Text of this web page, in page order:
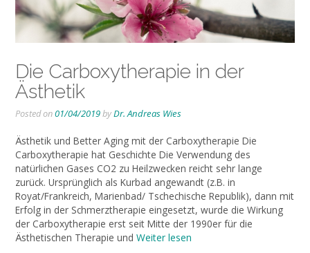
Die Carboxytherapie in der
Ästhetik
Posted on01/04/2019byDr. Andreas Wies
Ästhetik und Better Aging mit der Carboxytherapie Die
Carboxytherapie hat Geschichte Die Verwendung des
natürlichen Gases CO2 zu Heilzwecken reicht sehr lange
zurück. Ursprünglich als Kurbad angewandt (z.B. in
Royat/Frankreich, Marienbad/ Tschechische Republik), dann mit
Erfolg in der Schmerztherapie eingesetzt, wurde die Wirkung
der Carboxytherapie erst seit Mitte der 1990er für die
Ästhetischen Therapie und Weiter lesen